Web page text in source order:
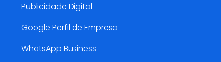
Publicidade Digital
Google Perfil de Empresa
WhatsApp Business